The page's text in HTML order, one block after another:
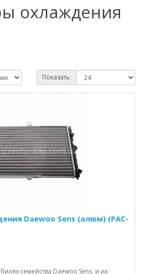
охлаждения
Показать:
Daewoo Sens (алюм) (PAC-
семейства Daewoo Sens и их